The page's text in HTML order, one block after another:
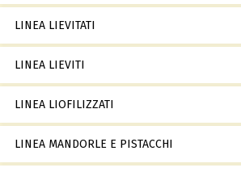
LINEA LIEVITATI
LINEA LIEVITI
LINEA LIOFILIZZATI
LINEA MANDORLE E PISTACCHI